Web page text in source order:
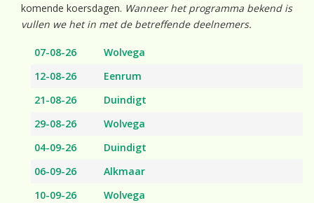
komende koersdagen. Wanneer het programma bekend is
vullen we het in met de betreffende deelnemers.
07-08-26
Wolvega
12-08-26
Eenrum
21-08-26
Duindigt
29-08-26
Wolvega
04-09-26
Duindigt
06-09-26
Alkmaar
10-09-26
Wolvega